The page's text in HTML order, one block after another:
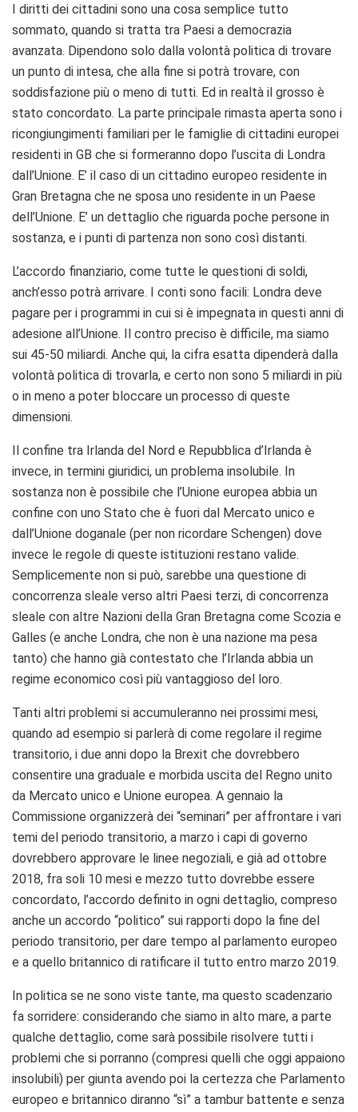
I diritti dei cittadini sono una cosa semplice tutto
sommato, quando si tratta tra Paesi a democrazia
avanzata. Dipendono solo dalla volontà politica di trovare
un punto di intesa, che alla fine si potrà trovare, con
soddisfazione più o meno di tutti. Ed in realtà il grosso è
stato concordato. La parte principale rimasta aperta sono i
ricongiungimenti familiari per le famiglie di cittadini europei
residenti in GB che si formeranno dopo l’uscita di Londra
dall’Unione. E’ il caso di un cittadino europeo residente in
Gran Bretagna che ne sposa uno residente in un Paese
dell’Unione. E’ un dettaglio che riguarda poche persone in
sostanza, e i punti di partenza non sono così distanti.
L’accordo finanziario, come tutte le questioni di soldi,
anch’esso potrà arrivare. I conti sono facili: Londra deve
pagare per i programmi in cui si è impegnata in questi anni di
adesione all’Unione. Il contro preciso è difficile, ma siamo
sui 45-50 miliardi. Anche qui, la cifra esatta dipenderà dalla
volontà politica di trovarla, e certo non sono 5 miliardi in più
o in meno a poter bloccare un processo di queste
dimensioni.
Il confine tra Irlanda del Nord e Repubblica d’Irlanda è
invece, in termini giuridici, un problema insolubile. In
sostanza non è possibile che l’Unione europea abbia un
confine con uno Stato che è fuori dal Mercato unico e
dall’Unione doganale (per non ricordare Schengen) dove
invece le regole di queste istituzioni restano valide.
Semplicemente non si può, sarebbe una questione di
concorrenza sleale verso altri Paesi terzi, di concorrenza
sleale con altre Nazioni della Gran Bretagna come Scozia e
Galles (e anche Londra, che non è una nazione ma pesa
tanto) che hanno già contestato che l’Irlanda abbia un
regime economico così più vantaggioso del loro.
Tanti altri problemi si accumuleranno nei prossimi mesi,
quando ad esempio si parlerà di come regolare il regime
transitorio, i due anni dopo la Brexit che dovrebbero
consentire una graduale e morbida uscita del Regno unito
da Mercato unico e Unione europea. A gennaio la
Commissione organizzerà dei “seminari” per affrontare i vari
temi del periodo transitorio, a marzo i capi di governo
dovrebbero approvare le linee negoziali, e già ad ottobre
2018, fra soli 10 mesi e mezzo tutto dovrebbe essere
concordato, l’accordo definito in ogni dettaglio, compreso
anche un accordo “politico” sui rapporti dopo la fine del
periodo transitorio, per dare tempo al parlamento europeo
e a quello britannico di ratificare il tutto entro marzo 2019.
In politica se ne sono viste tante, ma questo scadenzario
fa sorridere: considerando che siamo in alto mare, a parte
qualche dettaglio, come sarà possibile risolvere tutti i
problemi che si porranno (compresi quelli che oggi appaiono
insolubili) per giunta avendo poi la certezza che Parlamento
europeo e britannico diranno “sì” a tambur battente e senza